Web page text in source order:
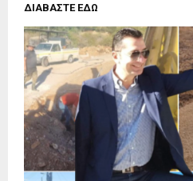
ΔΙΑΒΑΣΤΕ ΕΔΩ